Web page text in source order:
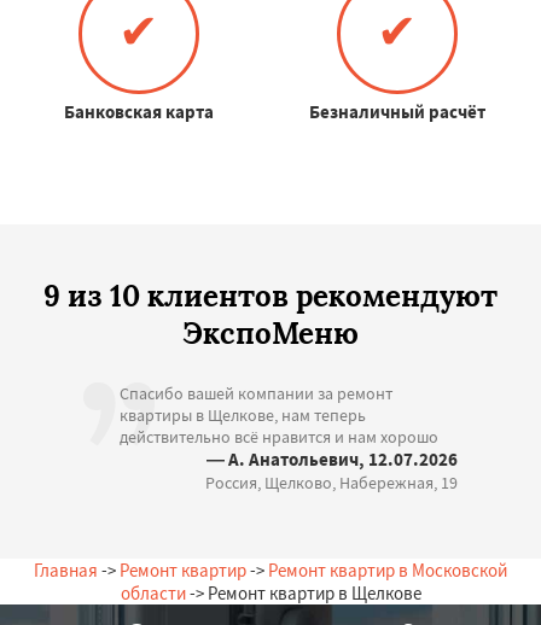
✔
Банковская карта
✔
Безналичный расчёт
9 из 10 клиентов рекомендуют
ЭкспоМеню
Спасибо вашей компании за ремонт
квартиры в Щелкове, нам теперь
действительно всё нравится и нам хорошо
— А. Анатольевич, 12.07.2026
Россия, Щелково, Набережная, 19
Главная -> Ремонт квартир-> Ремонт квартир в Московской
области-> Ремонт квартир в Щелкове